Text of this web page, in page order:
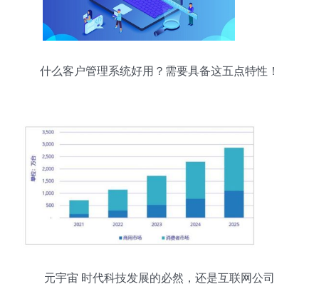
什么客户管理系统好用？需要具备这五点特性！
元宇宙 时代科技发展的必然，还是互联网公司